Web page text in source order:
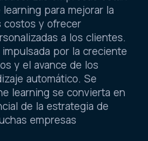
para mejorar la
costos y ofrecer
a los clientes.
por la creciente
y el avance de los
automático. Se
learning se convierta en
de la estrategia de
empresas